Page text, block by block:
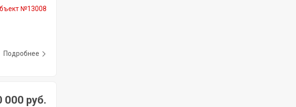
№13008
Подробнее
000 руб.